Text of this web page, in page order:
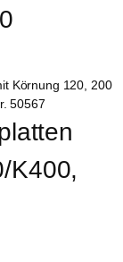
K400,